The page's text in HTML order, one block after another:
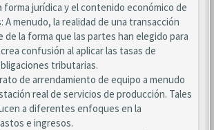
forma jurídica y el contenido económico de
A menudo, la realidad de una transacción
de la forma que las partes han elegido para
confusión al aplicar las tasas de
tributarias.
de arrendamiento de equipo a menudo
real de servicios de producción. Tales
a diferentes enfoques en la
e ingresos.